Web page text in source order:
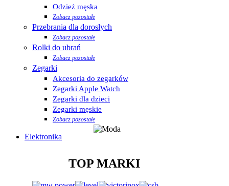
Odzież męska
Zobacz pozostałe
Przebrania dla dorosłych
Zobacz pozostałe
Rolki do ubrań
Zobacz pozostałe
Zegarki
Akcesoria do zegarków
Zegarki Apple Watch
Zegarki dla dzieci
Zegarki męskie
Zobacz pozostałe
Elektronika
TOP MARKI